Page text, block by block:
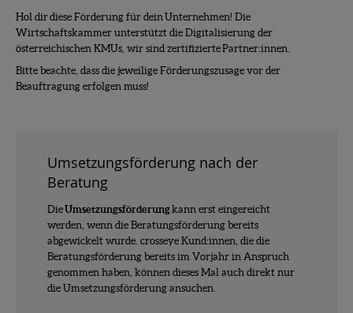
Hol dir diese Förderung für dein Unternehmen! Die
Wirtschaftskammer unterstützt die Digitalisierung der
österreichischen KMUs, wir sind zertifizierte Partner:innen.
Bitte beachte, dass die jeweilige Förderungszusage vor der
Beauftragung erfolgen muss!
Umsetzungsförderung nach der
Beratung
DieUmsetzungsförderungkann erst eingereicht
werden, wenn die Beratungsförderung bereits
abgewickelt wurde. crosseye Kund:innen, die die
Beratungsförderung bereits im Vorjahr in Anspruch
genommen haben, können dieses Mal auch direkt nur
die Umsetzungsförderung ansuchen.